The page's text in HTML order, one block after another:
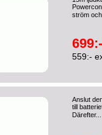
ström
699:-
559:-
Anslut
till